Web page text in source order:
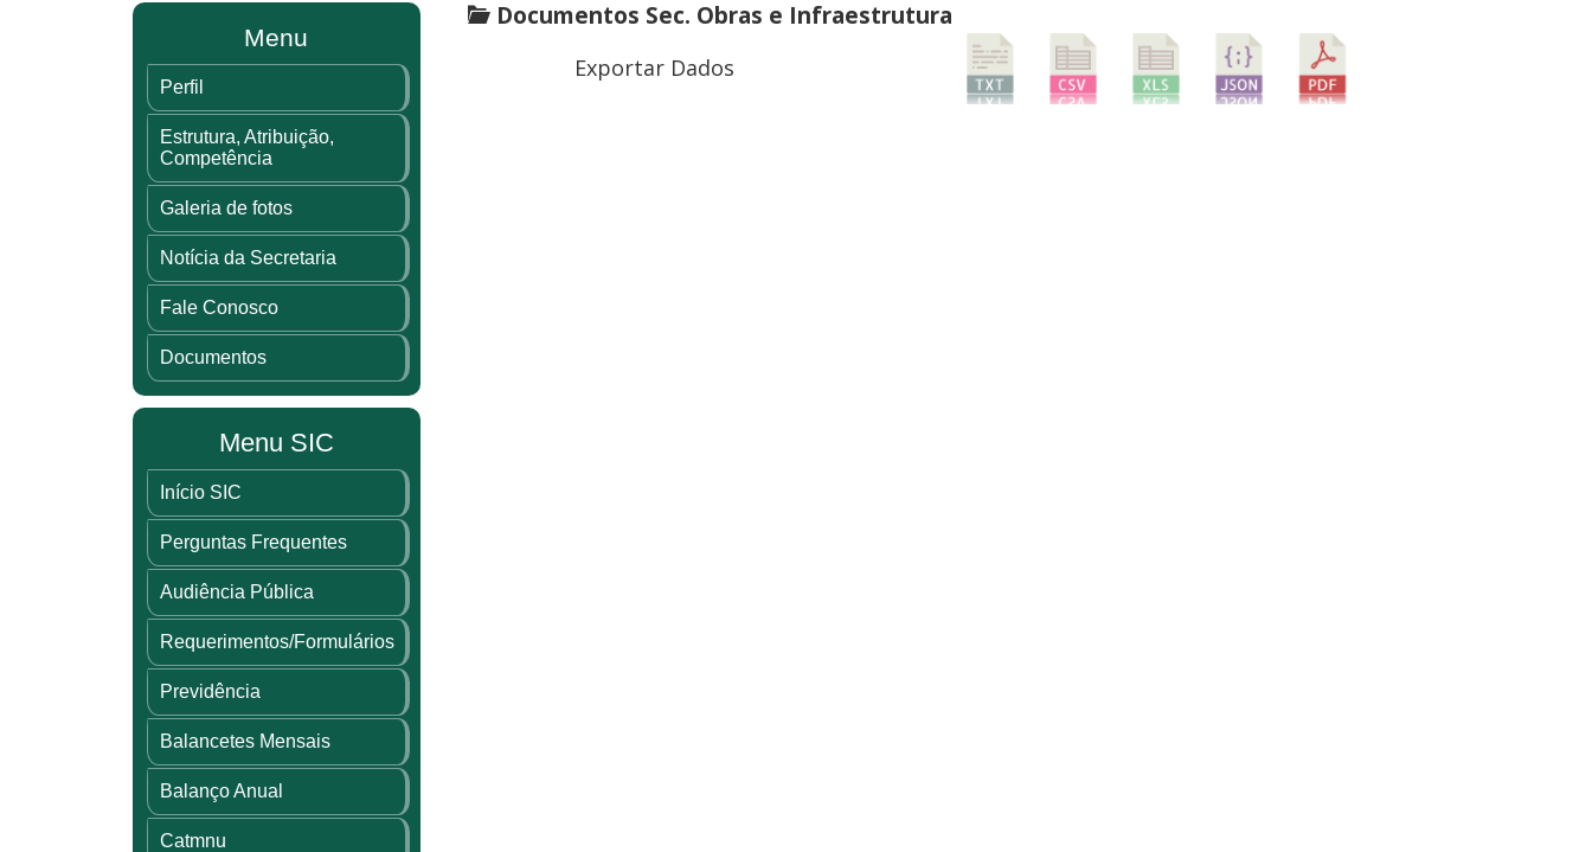
Menu
Perfil
Estrutura, Atribuição,
Competência
Galeria de fotos
Notícia da Secretaria
Fale Conosco
Documentos
Menu SIC
Início SIC
Perguntas Frequentes
Audiência Pública
Requerimentos/Formulários
Previdência
Balancetes Mensais
Balanço Anual
Catmnu
Documentos Sec. Obras e Infraestrutura
Exportar Dados